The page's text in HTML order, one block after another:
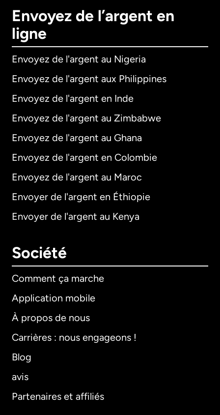
Envoyez de l’argent en
ligne
Envoyez de l'argent au Nigeria
Envoyez de l'argent aux Philippines
Envoyez de l'argent en Inde
Envoyez de l'argent au Zimbabwe
Envoyez de l'argent au Ghana
Envoyez de l'argent en Colombie
Envoyez de l'argent au Maroc
Envoyer de l'argent en Éthiopie
Envoyer de l'argent au Kenya
Société
Comment ça marche
Application mobile
À propos de nous
Carrières : nous engageons !
Blog
avis
Partenaires et affiliés